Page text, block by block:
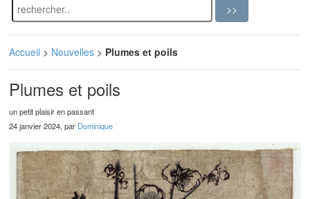
Accueil > Nouvelles > Plumes et poils
Plumes et poils
un petit plaisir en passant
24 janvier 2024, par Dominique